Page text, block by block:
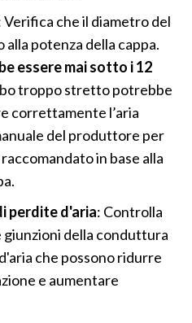
Verifica che il diametro del
potenza della cappa.
essere mai sotto i 12
troppo stretto potrebbe
correttamente l’aria
del produttore per
in base alla
perdite d'aria: Controlla
della conduttura
che possono ridurre
e aumentare